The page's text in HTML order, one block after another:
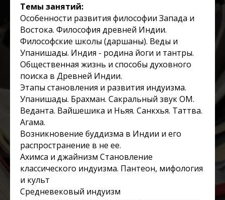
Темы занятий:
Особенности развития философии Запада и
Востока. Философия древней Индии.
Философские школы (даршаны). Веды и
Упанишады. Индия - родина йоги и тантры.
Общественная жизнь и способы духовного
поиска в Древней Индии.
Этапы становления и развития индуизма.
Упанишады. Брахман. Сакральный звук ОМ.
Веданта. Вайшешика и Ньяя. Санкхья. Таттва.
Агама.
Возникновение буддизма в Индии и его
распространение в не ее.
Ахимса и джайнизм Становление
классического индуизма. Пантеон, мифология
и культ
Средневековый индуизм